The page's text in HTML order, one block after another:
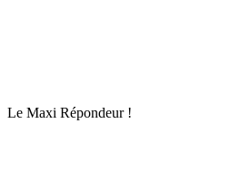
Le Maxi Répondeur !